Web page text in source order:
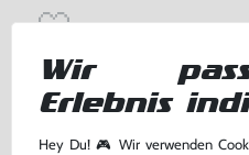
Wir
Erlebnis
Hey Du! 🎮 Wir verwenden